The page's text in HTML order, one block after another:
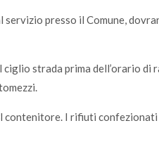
presso il Comune,
strada prima dell’orario di
I rifiuti confezionati